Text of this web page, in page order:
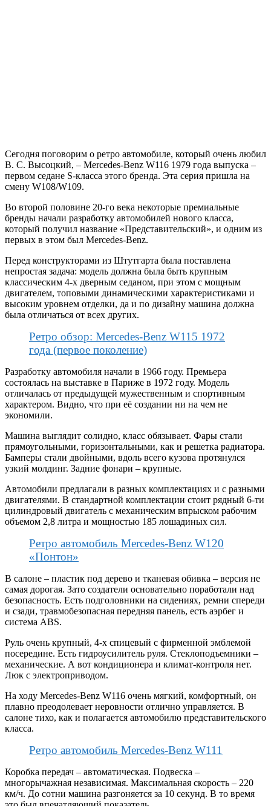
Сегодня поговорим о ретро автомобиле, который очень любил
В. С. Высоцкий, – Mercedes-Benz W116 1979 года выпуска –
первом седане S-класса этого бренда. Эта серия пришла на
смену W108/W109.
Во второй половине 20-го века некоторые премиальные
бренды начали разработку автомобилей нового класса,
который получил название «Представительский», и одним из
первых в этом был Mercedes-Benz.
Перед конструкторами из Штутгарта была поставлена
непростая задача: модель должна была быть крупным
классическим 4-х дверным седаном, при этом с мощным
двигателем, топовыми динамическими характеристиками и
высоким уровнем отделки, да и по дизайну машина должна
была отличаться от всех других.
Ретро обзор: Mercedes-Benz W115 1972
года (первое поколение)
Разработку автомобиля начали в 1966 году. Премьера
состоялась на выставке в Париже в 1972 году. Модель
отличалась от предыдущей мужественным и спортивным
характером. Видно, что при её создании ни на чем не
экономили.
Машина выглядит солидно, класс обязывает. Фары стали
прямоугольными, горизонтальными, как и решетка радиатора.
Бамперы стали двойными, вдоль всего кузова протянулся
узкий молдинг. Задние фонари – крупные.
Автомобили предлагали в разных комплектациях и с разными
двигателями. В стандартной комплектации стоит рядный 6-ти
цилиндровый двигатель с механическим впрыском рабочим
объемом 2,8 литра и мощностью 185 лошадиных сил.
Ретро автомобиль Mercedes-Benz W120
«Понтон»
В салоне – пластик под дерево и тканевая обивка – версия не
самая дорогая. Зато создатели основательно поработали над
безопасность. Есть подголовники на сидениях, ремни спереди
и сзади, травмобезопасная передняя панель, есть аэрбег и
система ABS.
Руль очень крупный, 4-х спицевый с фирменной эмблемой
посередине. Есть гидроусилитель руля. Стеклоподъемники –
механические. А вот кондиционера и климат-контроля нет.
Люк с электроприводом.
На ходу Mercedes-Benz W116 очень мягкий, комфортный, он
плавно преодолевает неровности отлично управляется. В
салоне тихо, как и полагается автомобилю представительского
класса.
Ретро автомобиль Mercedes-Benz W111
Коробка передач – автоматическая. Подвеска –
многорычажная независимая. Максимальная скорость – 220
км/ч. До сотни машина разгоняется за 10 секунд. В то время